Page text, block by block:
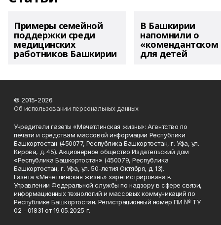
Примеры семейной
поддержки среди
медицинских
работников Башкирии
В Башкирии
напомнили о
«комендантском
для детей
© 2015-2026
Об использовании персональных данных
Учредители газеты «Мечетлинская жизнь»: Агентство по
печати и средствам массовой информации Республики
Башкортостан (450077, Республика Башкортостан, г. Уфа, ул.
Кирова, д. 45). Акционерное общество Издательский дом
«Республика Башкортостан» (450079, Республика
Башкортостан, г. Уфа, ул. 50-летия Октября, д. 13).
Газета «Мечетлинская жизнь» зарегистрирована в
Управлении Федеральной службы по надзору в сфере связи,
информационных технологий и массовых коммуникаций по
Республике Башкортостан. Регистрационный номер ПИ № ТУ
02 - 01831 от 19.05.2025 г.